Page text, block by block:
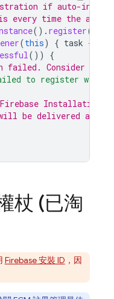
if auto-
every time the app
(). register()
(this) { task ->
())
{
failed. Consider
to register with
Installation
be delivered
杖 (已淘
Firebase 安裝 ID ，因